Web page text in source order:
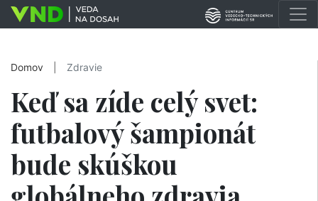
Domov Zdravie
Keď sa zíde celý svet:
futbalový šampionát
bude skúškou